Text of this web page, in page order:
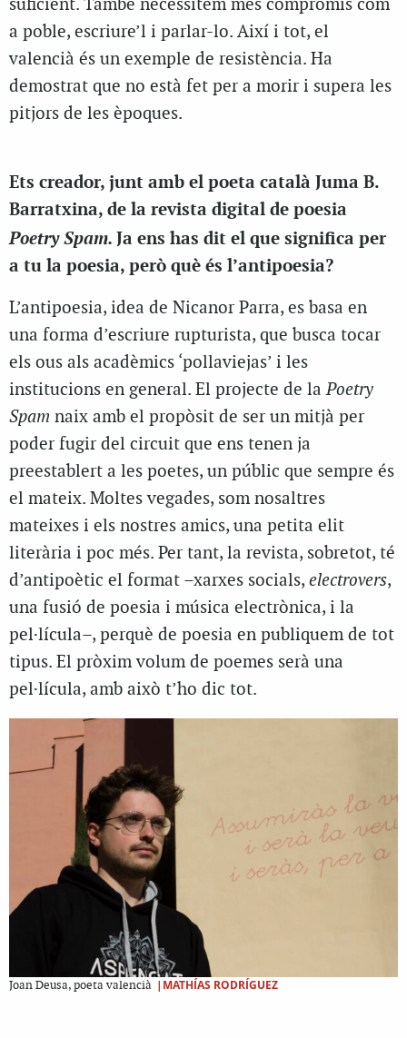
suficient. També necessitem més compromís com
a poble, escriure’l i parlar-lo. Així i tot, el
valencià és un exemple de resistència. Ha
demostrat que no està fet per a morir i supera les
pitjors de les èpoques.
Ets creador, junt amb el poeta català Juma B.
Barratxina, de la revista digital de poesia
Poetry Spam. Ja ens has dit el que significa per
a tu la poesia, però què és l’antipoesia?
L’antipoesia, idea de Nicanor Parra, es basa en
una forma d’escriure rupturista, que busca tocar
els ous als acadèmics ‘pollaviejas’ i les
institucions en general. El projecte de laPoetry
Spam naix amb el propòsit de ser un mitjà per
poder fugir del circuit que ens tenen ja
preestablert a les poetes, un públic que sempre és
el mateix. Moltes vegades, som nosaltres
mateixes i els nostres amics, una petita elit
literària i poc més. Per tant, la revista, sobretot, té
d’antipoètic el format –xarxes socials, electrovers,
una fusió de poesia i música electrònica, i la
pel·lícula–, perquè de poesia en publiquem de tot
tipus. El pròxim volum de poemes serà una
pel·lícula, amb això t’ho dic tot.
Joan Deusa, poeta valencià |MATHÍAS RODRÍGUEZ